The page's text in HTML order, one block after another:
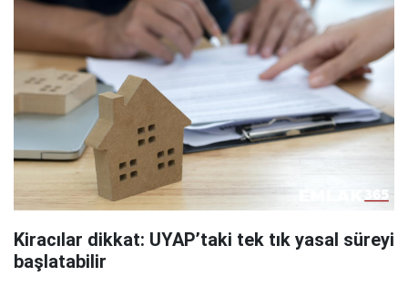
Kiracılar dikkat: UYAP’taki tek tık yasal süreyi
başlatabilir